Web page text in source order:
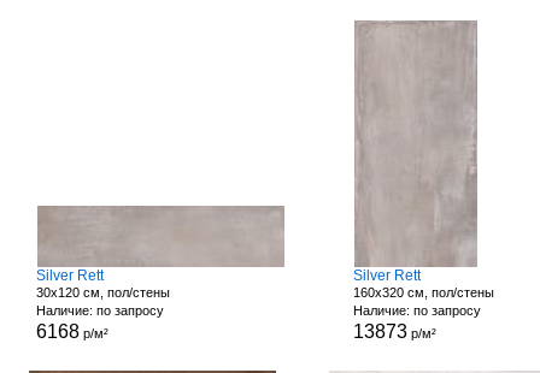
Silver Rett
30x120 см, пол/стены
Наличие: по запросу
6168 р/м²
Silver Rett
160x320 см, пол/стены
Наличие: по запросу
13873 р/м²